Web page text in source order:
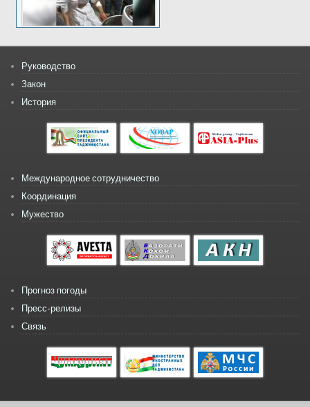
Руководство
Закон
История
Международное сотрудничество
Координация
Мужество
Прогноз погоды
Пресс-релизы
Связь